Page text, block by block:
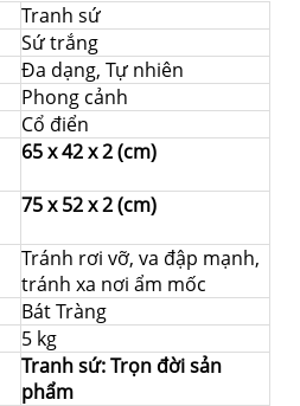
Tranh sứ
Sứ trắng
Đa dạng, Tự nhiên
Phong cảnh
Cổ điển
65 x 42 x 2 (cm)
75 x 52 x 2 (cm)
Tránh rơi vỡ, va đập mạnh,
tránh xa nơi ẩm mốc
Bát Tràng
5 kg
Tranh sứ: Trọn đời sản
phẩm